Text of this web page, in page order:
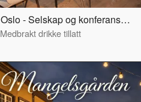
Grendehuset i Korsgata 16, Oslo - Selskap og konferanselokale
Medbrakt drikke tillatt